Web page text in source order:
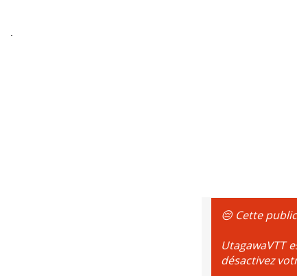
😔 Cette
UtagawaVTT
désactivez